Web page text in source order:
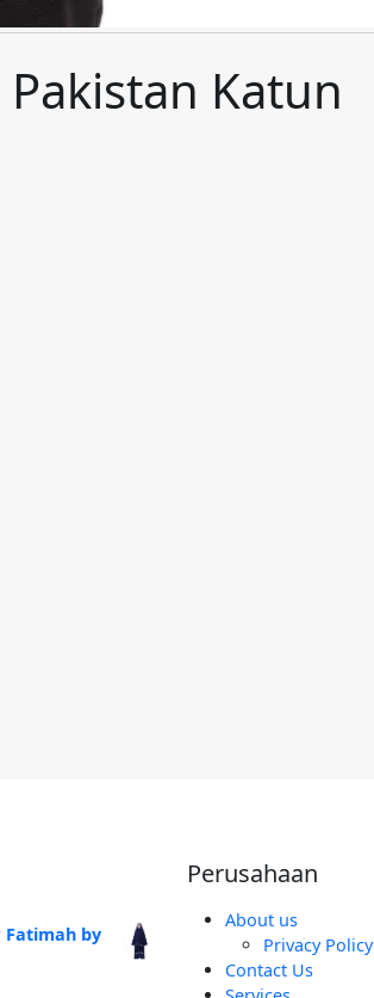
Katun
Fatimah by
Perusahaan
About us
Privacy Policy
Contact Us